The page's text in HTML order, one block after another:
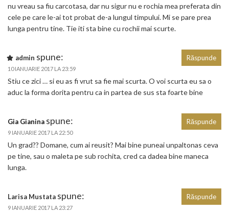
nu vreau sa fiu carcotasa, dar nu sigur nu e rochia mea preferata din
cele pe care le-ai tot probat de-a lungul timpului. Mi se pare prea
lunga pentru tine. Tie iti sta bine cu rochii mai scurte.
admin spune:
10 IANUARIE 2017 LA 23:59
Stiu ce zici … si eu as fi vrut sa fie mai scurta. O voi scurta eu sa o
aduc la forma dorita pentru ca in partea de sus sta foarte bine
Răspunde
Gia Gianina spune:
9 IANUARIE 2017 LA 22:50
Un grad?? Domane, cum ai reusit? Mai bine puneai unpaltonas ceva
pe tine, sau o maleta pe sub rochita, cred ca dadea bine maneca
lunga.
Răspunde
Larisa Mustata spune:
9 IANUARIE 2017 LA 23:27
Răspunde